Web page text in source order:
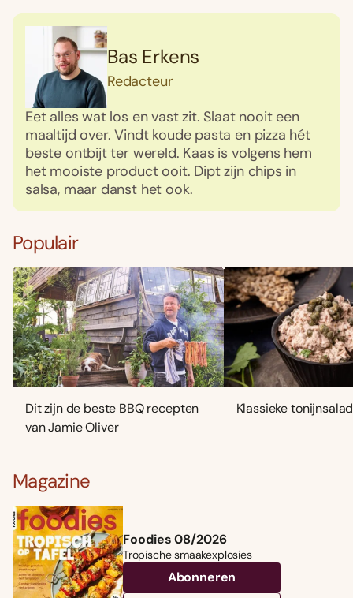
Bas Erkens
Redacteur
Eet alles wat los en vast zit. Slaat nooit een
maaltijd over. Vindt koude pasta en pizza hét
beste ontbijt ter wereld. Kaas is volgens hem
het mooiste product ooit. Dipt zijn chips in
salsa, maar danst het ook.
Populair
Dit zijn de beste BBQ recepten
van Jamie Oliver
Klassieke
Magazine
Foodies 08/2026
Tropische smaakexplosies
Abonneren